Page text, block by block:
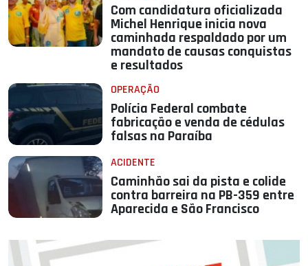
Com candidatura oficializada
Michel Henrique inicia nova
caminhada respaldado por um
mandato de causas conquistas
e resultados
OPERAÇÃO
Polícia Federal combate
fabricação e venda de cédulas
falsas na Paraíba
ACIDENTE
Caminhão sai da pista e colide
contra barreira na PB-359 entre
Aparecida e São Francisco